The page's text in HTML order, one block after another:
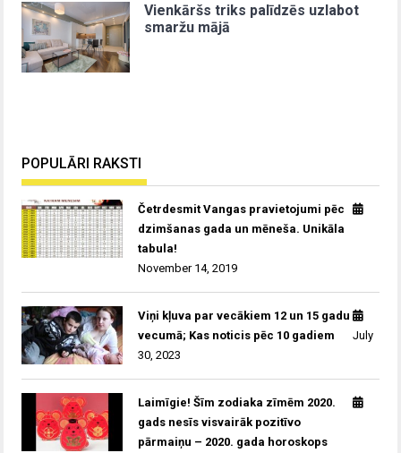
Vienkāršs triks palīdzēs uzlabot
smaržu mājā
POPULĀRI RAKSTI
Četrdesmit Vangas pravietojumi pēc
dzimšanas gada un mēneša. Unikāla
tabula!
November 14, 2019
Viņi kļuva par vecākiem 12 un 15 gadu
vecumā; Kas noticis pēc 10 gadiem
July
30, 2023
Laimīgie! Šīm zodiaka zīmēm 2020.
gads nesīs visvairāk pozitīvo
pārmaiņu – 2020. gada horoskops